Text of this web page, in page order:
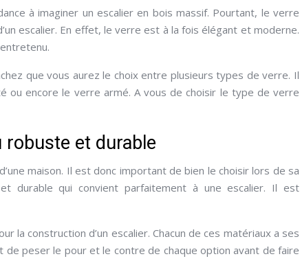
à imaginer un escalier en bois massif. Pourtant, le verre
escalier. En effet, le verre est à la fois élégant et moderne.
que vous aurez le choix entre plusieurs types de verre. Il
encore le verre armé. A vous de choisir le type de verre
robuste et durable
maison. Il est donc important de bien le choisir lors de sa
durable qui convient parfaitement à une escalier. Il est
la construction d’un escalier. Chacun de ces matériaux a ses
peser le pour et le contre de chaque option avant de faire